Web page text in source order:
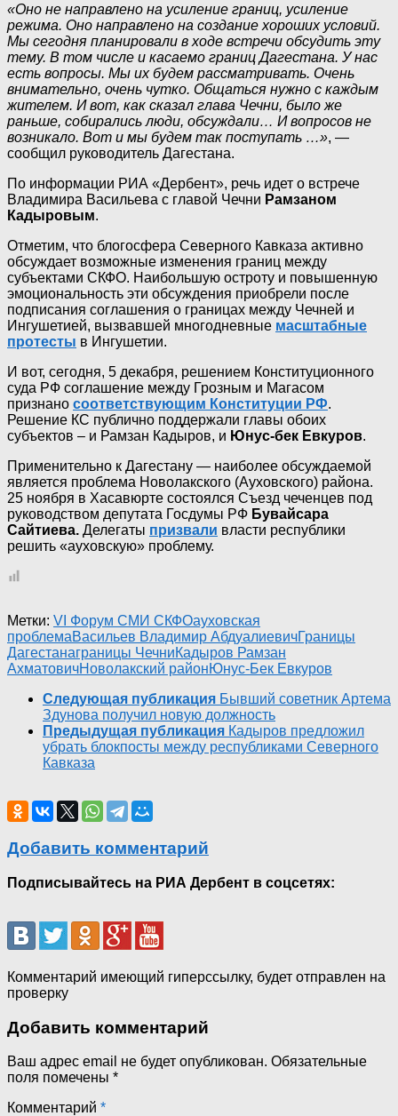
«Оно не направлено на усиление границ, усиление
режима. Оно направлено на создание хороших условий.
Мы сегодня планировали в ходе встречи обсудить эту
тему. В том числе и касаемо границ Дагестана. У нас
есть вопросы. Мы их будем рассматривать. Очень
внимательно, очень чутко. Общаться нужно с каждым
жителем. И вот, как сказал глава Чечни, было же
раньше, собирались люди, обсуждали… И вопросов не
возникало. Вот и мы будем так поступать …», —
сообщил руководитель Дагестана.
По информации РИА «Дербент», речь идет о встрече
Владимира Васильева с главой Чечни Рамзаном
Кадыровым.
Отметим, что блогосфера Северного Кавказа активно
обсуждает возможные изменения границ между
субъектами СКФО. Наибольшую остроту и повышенную
эмоциональность эти обсуждения приобрели после
подписания соглашения о границах между Чечней и
Ингушетией, вызвавшей многодневные масштабные
протесты в Ингушетии.
И вот, сегодня, 5 декабря, решением Конституционного
суда РФ соглашение между Грозным и Магасом
признано соответствующим Конституции РФ.
Решение КС публично поддержали главы обоих
субъектов – и Рамзан Кадыров, и Юнус-бек Евкуров.
Применительно к Дагестану — наиболее обсуждаемой
является проблема Новолакского (Ауховского) района.
25 ноября в Хасавюрте состоялся Съезд чеченцев под
руководством депутата Госдумы РФ Бувайсара
Сайтиева. Делегаты призвали власти республики
решить «ауховскую» проблему.
Метки: VI Форум СМИ СКФОауховская
проблемаВасильев Владимир АбдуалиевичГраницы
Дагестанаграницы ЧечниКадыров Рамзан
АхматовичНоволакский районЮнус-Бек Евкуров
Следующая публикация Бывший советник Артема
Здунова получил новую должность
Предыдущая публикация Кадыров предложил
убрать блокпосты между республиками Северного
Кавказа
Добавить комментарий
Подписывайтесь на РИА Дербент в соцсетях:
Комментарий имеющий гиперссылку, будет отправлен на
проверку
Добавить комментарий
Ваш адрес email не будет опубликован. Обязательные
поля помечены *
Комментарий *